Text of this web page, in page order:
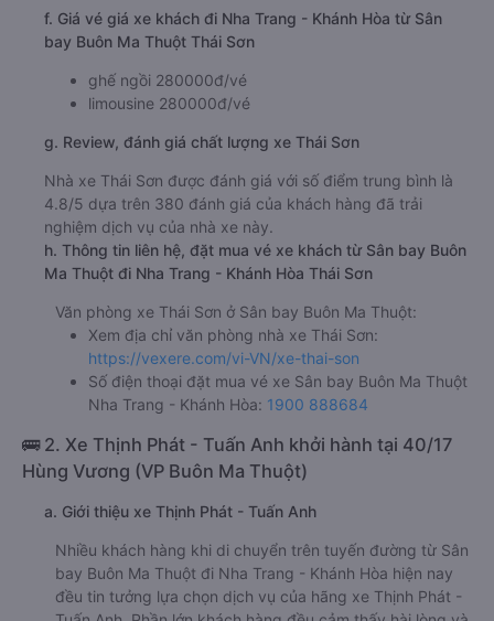
f. Giá vé giá xe khách đi Nha Trang - Khánh Hòa từ Sân
bay Buôn Ma Thuột Thái Sơn
ghế ngồi 280000đ/vé
limousine 280000đ/vé
g. Review, đánh giá chất lượng xe Thái Sơn
Nhà xe Thái Sơn được đánh giá với số điểm trung bình là
4.8/5 dựa trên 380 đánh giá của khách hàng đã trải
nghiệm dịch vụ của nhà xe này.
h. Thông tin liên hệ, đặt mua vé xe khách từ Sân bay Buôn
Ma Thuột đi Nha Trang - Khánh Hòa Thái Sơn
Văn phòng xe Thái Sơn ở Sân bay Buôn Ma Thuột:
Xem địa chỉ văn phòng nhà xe Thái Sơn:
https://vexere.com/vi-VN/xe-thai-son
Số điện thoại đặt mua vé xe Sân bay Buôn Ma Thuột
Nha Trang - Khánh Hòa: 1900 888684
🚌 2. Xe Thịnh Phát - Tuấn Anh khởi hành tại 40/17
Hùng Vương (VP Buôn Ma Thuột)
a. Giới thiệu xe Thịnh Phát - Tuấn Anh
Nhiều khách hàng khi di chuyển trên tuyến đường từ Sân
bay Buôn Ma Thuột đi Nha Trang - Khánh Hòa hiện nay
đều tin tưởng lựa chọn dịch vụ của hãng xe Thịnh Phát -